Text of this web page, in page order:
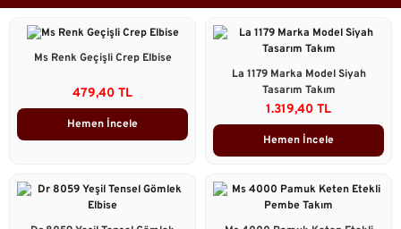
Ms Renk Geçişli Crep Elbise
479,40 TL
Hemen İncele
La 1179 Marka Model Siyah
Tasarım Takım
1.319,40 TL
Hemen İncele
ÜYELİK
Bizi Takip Edin!
Kredi kartı bilgileriniz 256bit SSL sertifikası ile korunmaktadır.